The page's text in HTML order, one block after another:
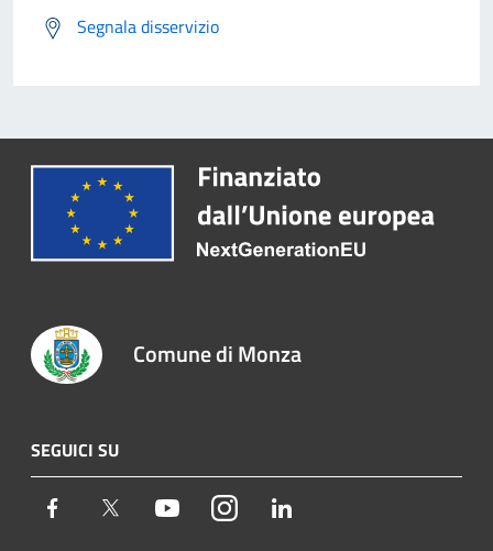
Segnala disservizio
Comune di Monza
SEGUICI SU
Facebook Twitter YoutubeInstagram